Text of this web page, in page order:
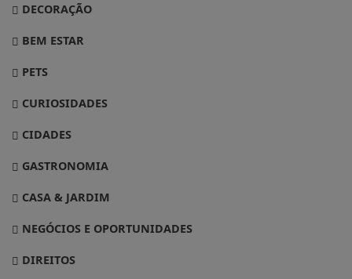
DECORAÇÃO
BEM ESTAR
PETS
CURIOSIDADES
CIDADES
GASTRONOMIA
CASA & JARDIM
NEGÓCIOS E OPORTUNIDADES
DIREITOS